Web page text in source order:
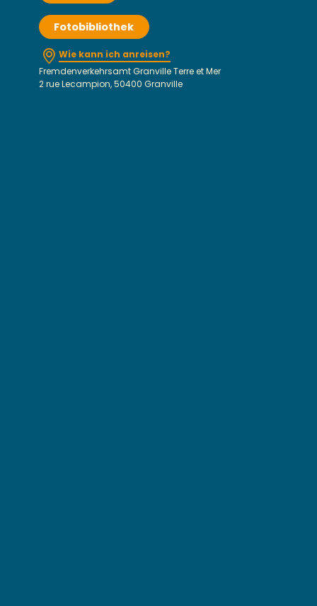
Fotobibliothek
Wie kann ich anreisen?
Fremdenverkehrsamt Granville Terre et Mer
2 rue Lecampion, 50400 Granville